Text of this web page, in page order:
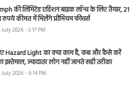
की लिमिटेड एडिशन बाइक लॉन्च के लिए तैयार, 21
कीमत में मिलेंगे प्रीमियम फीचर्स
July 2026 - 3:17 PM
Hazard Light का क्या काम है, कब और कैसे करें
इस्तेमाल, ज्यादातर लोग नहीं जानते सही तरीका
July 2026 - 6:14 PM